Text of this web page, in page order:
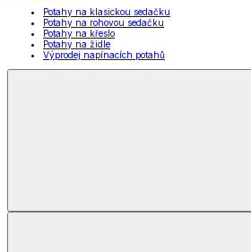
Potahy na klasickou sedačku
Potahy na rohovou sedačku
Potahy na křeslo
Potahy na židle
Výprodej napínacích potahů